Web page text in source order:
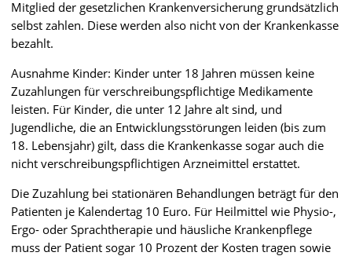
Mitglied der gesetzlichen Krankenversicherung grundsätzlich
selbst zahlen. Diese werden also nicht von der Krankenkasse
bezahlt.
Ausnahme Kinder: Kinder unter 18 Jahren müssen keine
Zuzahlungen für verschreibungspflichtige Medikamente
leisten. Für Kinder, die unter 12 Jahre alt sind, und
Jugendliche, die an Entwicklungsstörungen leiden (bis zum
18. Lebensjahr) gilt, dass die Krankenkasse sogar auch die
nicht verschreibungspflichtigen Arzneimittel erstattet.
Die Zuzahlung bei stationären Behandlungen beträgt für den
Patienten je Kalendertag 10 Euro. Für Heilmittel wie Physio-,
Ergo- oder Sprachtherapie und häusliche Krankenpflege
muss der Patient sogar 10 Prozent der Kosten tragen sowie